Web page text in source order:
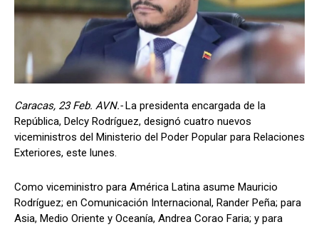
Caracas, 23 Feb. AVN.-La presidenta encargada de la
República, Delcy Rodríguez, designó cuatro nuevos
viceministros del Ministerio del Poder Popular para Relaciones
Exteriores, este lunes.
Como viceministro para América Latina asume Mauricio
Rodríguez; en Comunicación Internacional, Rander Peña; para
Asia, Medio Oriente y Oceanía, Andrea Corao Faria; y para